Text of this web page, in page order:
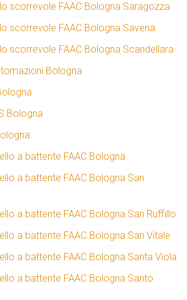
scorrevole FAAC Bologna Saragozza
scorrevole FAAC Bologna Savena
scorrevole FAAC Bologna Scandellara
Bologna
Bologna
a battente FAAC Bologna
a battente FAAC Bologna San
a battente FAAC Bologna San Ruffillo
a battente FAAC Bologna San Vitale
a battente FAAC Bologna Santa Viola
a battente FAAC Bologna Santo